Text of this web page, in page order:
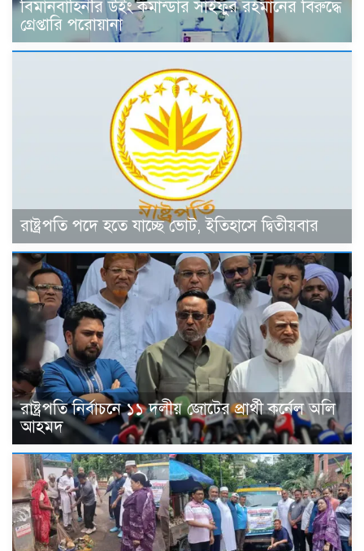
বিমানবাহিনীর উইং কমান্ডার সাইফুর রহমানের বিরুদ্ধে
গ্রেপ্তারি পরোয়ানা
রাষ্ট্রপতি পদে হতে যাচ্ছে ভোট, ইতিহাসে দ্বিতীয়বার
রাষ্ট্রপতি নির্বাচনে ১১ দলীয় জোটের প্রার্থী কর্নেল অলি
আহমদ